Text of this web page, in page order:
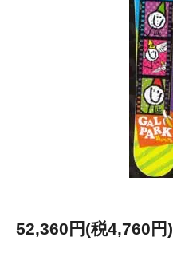
52,360円(税4,760円)